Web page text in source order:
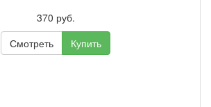
370 руб.
Смотреть
Купить